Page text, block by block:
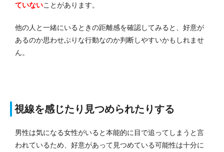
ていないことがあります。
他の人と一緒にいるときの距離感を確認してみると、好意が
あるのか思わせぶりな行動なのか判断しやすいかもしれませ
ん。
視線を感じたり見つめられたりする
男性は気になる女性がいると本能的に目で追ってしまうと言
われているため、好意があって見つめている可能性は十分に